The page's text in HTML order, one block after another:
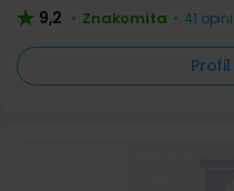
9,2 • Znakomita • 41 opinii